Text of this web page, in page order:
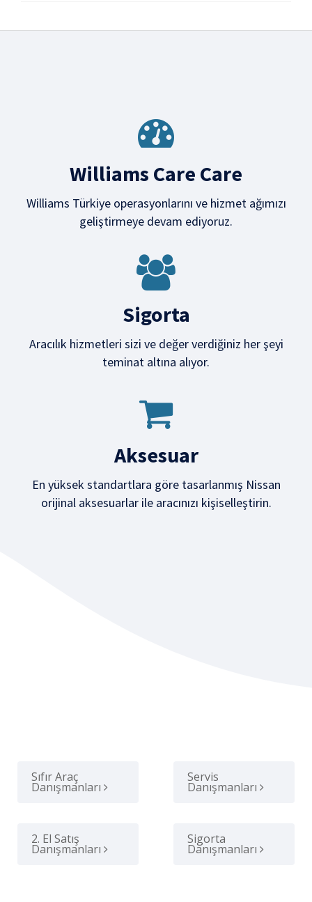
Williams Care Care
Williams Türkiye operasyonlarını ve hizmet ağımızı
geliştirmeye devam ediyoruz.
Sigorta
Aracılık hizmetleri sizi ve değer verdiğiniz her şeyi
teminat altına alıyor.
Aksesuar
En yüksek standartlara göre tasarlanmış Nissan
orijinal aksesuarlar ile aracınızı kişiselleştirin.
Sıfır Araç
Danışmanları
Servis
Danışmanları
2. El Satış
Danışmanları
Sigorta
Danışmanları